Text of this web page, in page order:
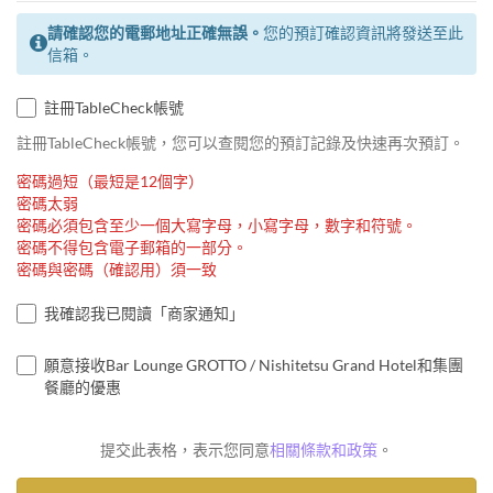
請確認您的電郵地址正確無誤。 您的預訂確認資訊將發送至此
信箱。
註冊TableCheck帳號
註冊TableCheck帳號，您可以查閱您的預訂記錄及快速再次預訂。
密碼過短（最短是12個字）
密碼太弱
密碼必須包含至少一個大寫字母，小寫字母，數字和符號。
密碼不得包含電子郵箱的一部分。
密碼與密碼（確認用）須一致
我確認我已閱讀「商家通知」
願意接收Bar Lounge GROTTO / Nishitetsu Grand Hotel和集團
餐廳的優惠
提交此表格，表示您同意相關條款和政策 。